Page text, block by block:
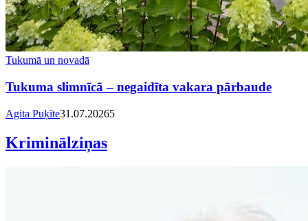
Tukumā un novadā
Tukuma slimnīcā – negaidīta vakara pārbaude
Agita Puķīte31.07.20265
Kriminālziņas